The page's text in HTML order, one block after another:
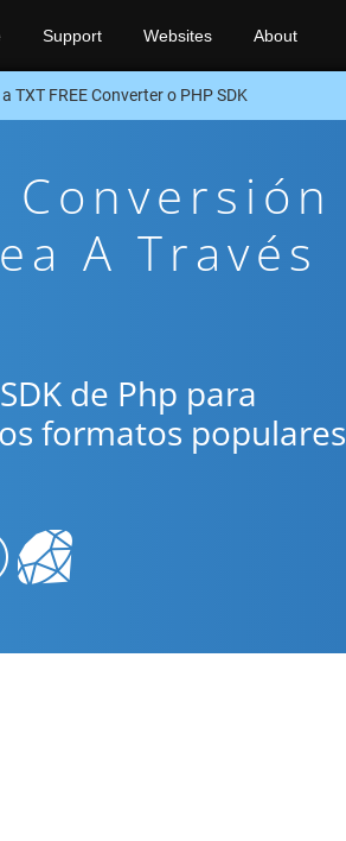
Support Websites About
TXT FREE Converter o PHP SDK
A Través
de Php para
formatos populares